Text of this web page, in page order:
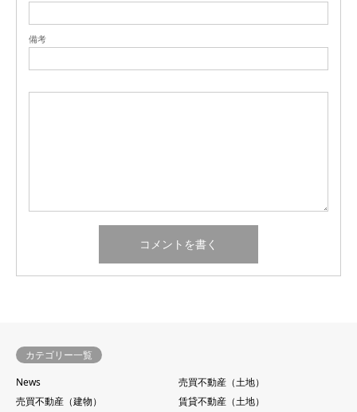
備考
カテゴリー一覧
News
売買不動産（土地）
売買不動産（建物）
賃貸不動産（土地）